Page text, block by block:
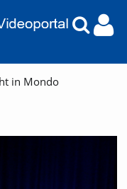
in Mondo